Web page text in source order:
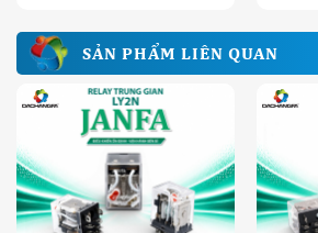
SẢN PHẨM LIÊN QUAN